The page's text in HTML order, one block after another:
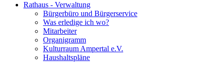
Rathaus - Verwaltung
Bürgerbüro und Bürgerservice
Was erledige ich wo?
Mitarbeiter
Organigramm
Kulturraum Ampertal e.V.
Haushaltspläne